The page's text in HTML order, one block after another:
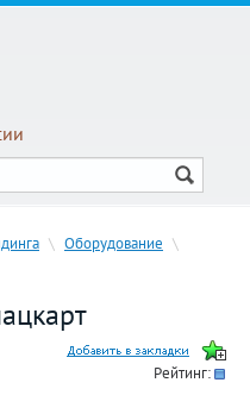
\ Оборудование \
Рейтинг: